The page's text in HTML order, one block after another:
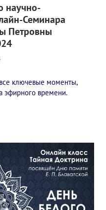
Мира
Ответ»
научно-
Семинара
Петровны
ключевые моменты,
эфирного времени.